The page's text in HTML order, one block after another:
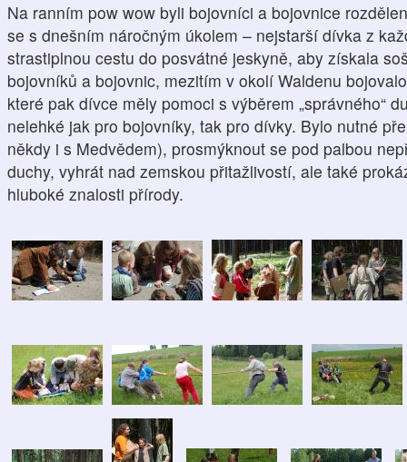
Na ranním pow wow byli bojovníci a bojovnice
se s dnešním náročným úkolem – nejstarší dívka z
strastiplnou cestu do posvátné jeskyně, aby získala
bojovníků a bojovnic, mezitím v okolí Waldenu
které pak dívce měly pomoci s výběrem „správného“
nelehké jak pro bojovníky, tak pro dívky. Bylo nutné
někdy i s Medvědem), prosmýknout se pod palbou
duchy, vyhrát nad zemskou přitažlivostí, ale také
hluboké znalosti přírody.